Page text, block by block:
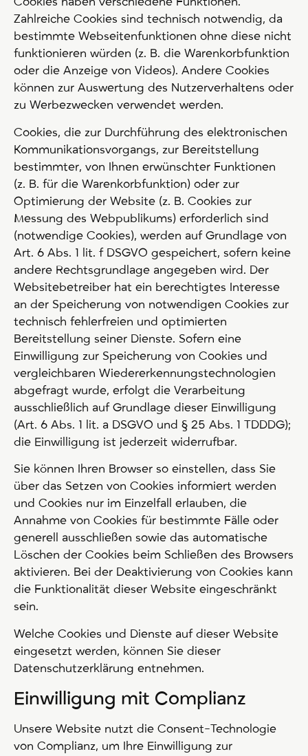
Zahlreiche Cookies sind technisch notwendig, da
bestimmte Webseitenfunktionen ohne diese nicht
funktionieren würden (z. B. die Warenkorbfunktion
oder die Anzeige von Videos). Andere Cookies
können zur Auswertung des Nutzerverhaltens oder
zu Werbezwecken verwendet werden.
Cookies, die zur Durchführung des elektronischen
Kommunikationsvorgangs, zur Bereitstellung
bestimmter, von Ihnen erwünschter Funktionen
(z. B. für die Warenkorbfunktion) oder zur
Optimierung der Website (z. B. Cookies zur
Messung des Webpublikums) erforderlich sind
(notwendige Cookies), werden auf Grundlage von
Art. 6 Abs. 1 lit. f DSGVO gespeichert, sofern keine
andere Rechtsgrundlage angegeben wird. Der
Websitebetreiber hat ein berechtigtes Interesse
an der Speicherung von notwendigen Cookies zur
technisch fehlerfreien und optimierten
Bereitstellung seiner Dienste. Sofern eine
Einwilligung zur Speicherung von Cookies und
vergleichbaren Wiedererkennungstechnologien
abgefragt wurde, erfolgt die Verarbeitung
ausschließlich auf Grundlage dieser Einwilligung
(Art. 6 Abs. 1 lit. a DSGVO und § 25 Abs. 1 TDDDG);
die Einwilligung ist jederzeit widerrufbar.
Sie können Ihren Browser so einstellen, dass Sie
über das Setzen von Cookies informiert werden
und Cookies nur im Einzelfall erlauben, die
Annahme von Cookies für bestimmte Fälle oder
generell ausschließen sowie das automatische
Löschen der Cookies beim Schließen des Browsers
aktivieren. Bei der Deaktivierung von Cookies kann
die Funktionalität dieser Website eingeschränkt
sein.
Welche Cookies und Dienste auf dieser Website
eingesetzt werden, können Sie dieser
Datenschutzerklärung entnehmen.
Einwilligung mit Complianz
Unsere Website nutzt die Consent-Technologie
von Complianz, um Ihre Einwilligung zur